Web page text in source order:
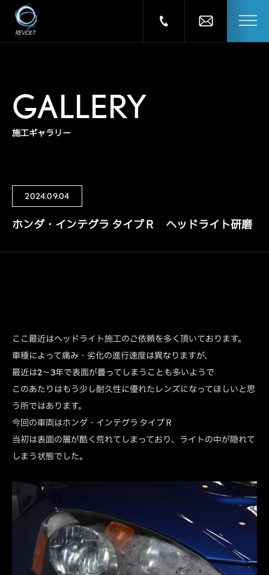
GALLERY
施工ギャラリー
2024.09.04
ホンダ・インテグラ タイプＲ ヘッドライト研磨
ここ最近はヘッドライト施工のご依頼を多く頂いております。
車種によって痛み・劣化の進行速度は異なりますが、
最近は2～3年で表面が曇ってしまうことも多いようで
このあたりはもう少し耐久性に優れたレンズになってほしいと思
う所ではあります。
今回の車両はホンダ・インテグラ タイプＲ
当初は表面の層が酷く荒れてしまっており、ライトの中が隠れて
しまう状態でした。